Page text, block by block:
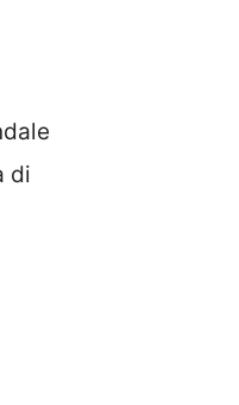
di